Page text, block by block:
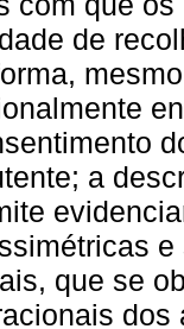
de
a
que se